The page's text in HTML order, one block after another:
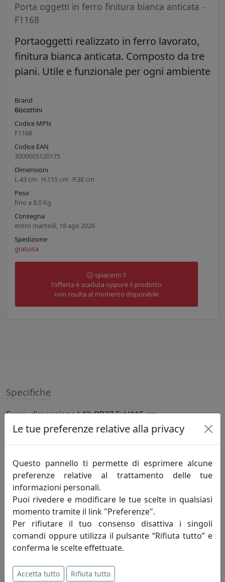
Porta oggetti in ferro finitura bianca anticata -
F1168
Portaoggetti realizzato in ferro lavorato,
finitura bianca anticata. Composto da tre
piani. Utile e funzionale per ogni ambiente
Brand
Biscottini
Codice MPN
F1168
Codice EAN
3000005120175
Dimensioni
L.43 cm H.115 cm P.38 cm
Peso
fino a 8,0 Kg
Consegna
entro martedì, 18 ago 2026
Spedizione
gratuita
spiacenti !!
l'offerta è scaduta oppure il prodotto
non risulta al momento disponibile
Specifiche
Ferro, dimensione L43xPR37,5xH115 cm
Informazioni sul brand
Biscottini International Art Trading è
un’azienda giovane, nata nel 1996 ma che
vanta oltre 30 anni di esperienza nel
settore, in varie forme, società,
esperienze. L’Azienda è guidata dal giovane titolare
Giovanni Biscottini artefice del successo del proprio
marchio.
Il marchio Biscottini è molto diffuso in Italia in quanto
commercializzato tramite vari canali di vendita, che ne
Le tue preferenze relative alla privacy
Questo pannello ti permette di esprimere alcune
preferenze relative al trattamento delle tue
informazioni personali.
Puoi rivedere e modificare le tue scelte in qualsiasi
momento tramite il link "Preferenze".
Per rifiutare il tuo consenso disattiva i singoli
comandi oppure utilizza il pulsante “Rifiuta tutto” e
conferma le scelte effettuate.
Accetta tutto Rifiuta tutto